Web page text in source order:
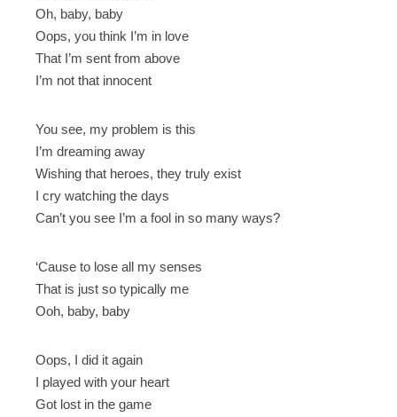
Oh, baby, baby
Oops, you think I’m in love
That I’m sent from above
I’m not that innocent
You see, my problem is this
I’m dreaming away
Wishing that heroes, they truly exist
I cry watching the days
Can’t you see I’m a fool in so many ways?
‘Cause to lose all my senses
That is just so typically me
Ooh, baby, baby
Oops, I did it again
I played with your heart
Got lost in the game